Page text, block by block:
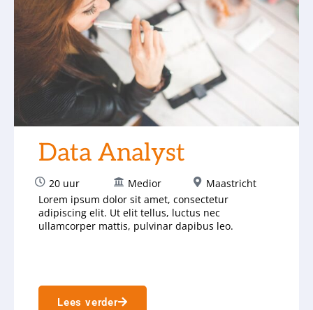
Data Analyst
20 uur Medior
Maastricht
Lorem ipsum dolor sit amet, consectetur
adipiscing elit. Ut elit tellus, luctus nec
ullamcorper mattis, pulvinar dapibus leo.
Lees verder